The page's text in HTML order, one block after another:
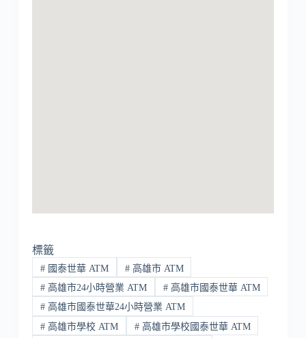
標籤
#國泰世華 ATM #高雄市 ATM
#高雄市24小時營業 ATM #高雄市國泰世華 ATM
#高雄市國泰世華24小時營業 ATM
#高雄市學校 ATM #高雄市學校國泰世華 ATM